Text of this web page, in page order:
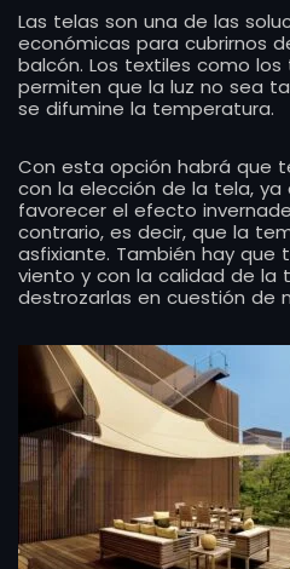
Las telas son una de las
económicas para cubrirnos
balcón. Los textiles como los
permiten que la luz no sea
se difumine la temperatura.
Con esta opción habrá que
con la elección de la tela, ya
favorecer el efecto
contrario, es decir, que la
asfixiante. También hay que
viento y con la calidad de la
destrozarlas en cuestión de